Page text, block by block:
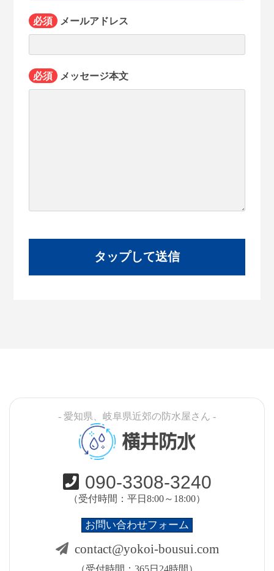
必須 メールアドレス
必須 メッセージ本文
- 愛知県、岐阜県近郊の防水屋さん -
横井防水
090-3308-3240
（受付時間：平日8:00～18:00）
お問い合わせフォーム
contact@yokoi-bousui.com
（受付時間：365日24時間）